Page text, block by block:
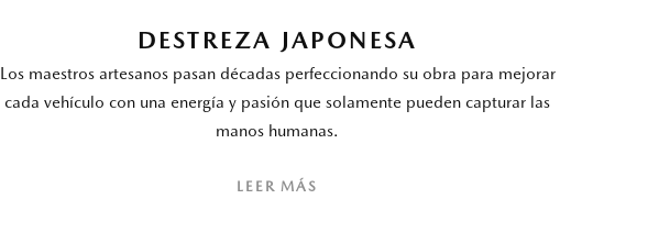
DESTREZA JAPONESA
Los maestros artesanos pasan décadas perfeccionando su obra para mejorar
cada vehículo con una energía y pasión que solamente pueden capturar las
manos humanas.
LEER MÁS